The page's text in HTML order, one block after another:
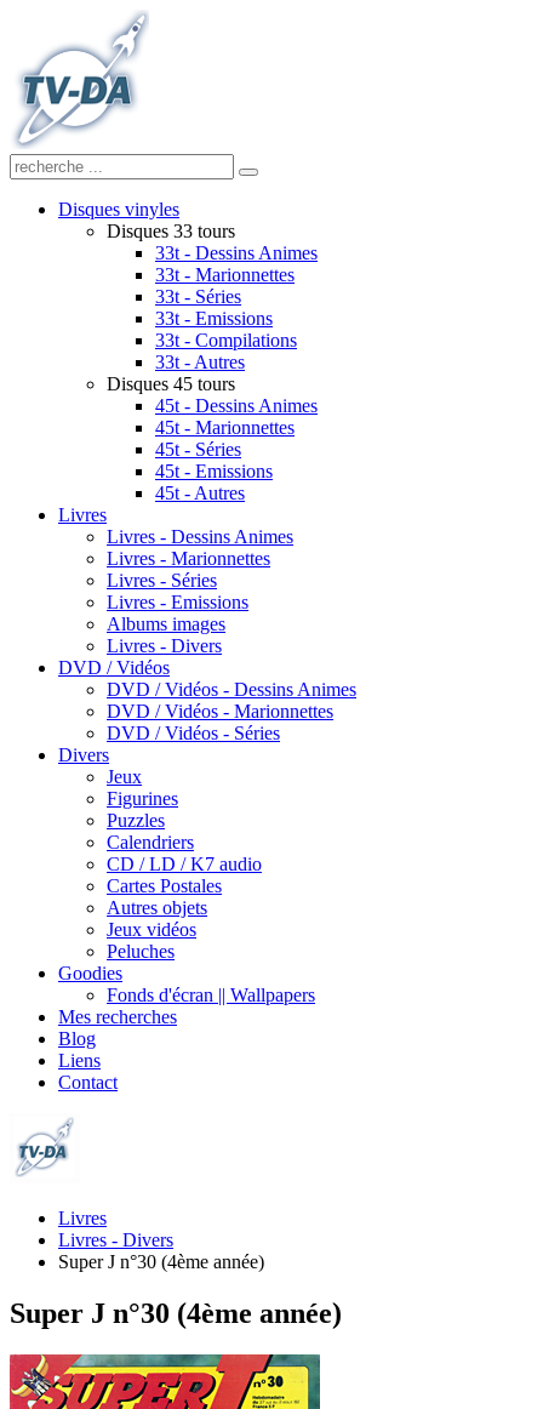
Disques vinyles
Disques 33 tours
33t - Dessins Animes
33t - Marionnettes
33t - Séries
33t - Emissions
33t - Compilations
33t - Autres
Disques 45 tours
45t - Dessins Animes
45t - Marionnettes
45t - Séries
45t - Emissions
45t - Autres
Livres
Livres - Dessins Animes
Livres - Marionnettes
Livres - Séries
Livres - Emissions
Albums images
Livres - Divers
DVD / Vidéos
DVD / Vidéos - Dessins Animes
DVD / Vidéos - Marionnettes
DVD / Vidéos - Séries
Divers
Jeux
Figurines
Puzzles
Calendriers
CD / LD / K7 audio
Cartes Postales
Autres objets
Jeux vidéos
Peluches
Goodies
Fonds d'écran || Wallpapers
Mes recherches
Blog
Liens
Contact
Livres
Livres - Divers
Super J n°30 (4ème année)
Super J n°30 (4ème année)